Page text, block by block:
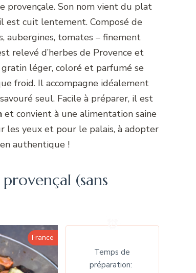
provençale. Son nom vient du plat
est cuit lentement. Composé de
aubergines, tomates – finement
relevé d’herbes de Provence et
gratin léger, coloré et parfumé se
froid. Il accompagne idéalement
seul. Facile à préparer, il est
et convient à une alimentation saine
les yeux et pour le palais, à adopter
authentique !
(sans
France
Temps de
préparation